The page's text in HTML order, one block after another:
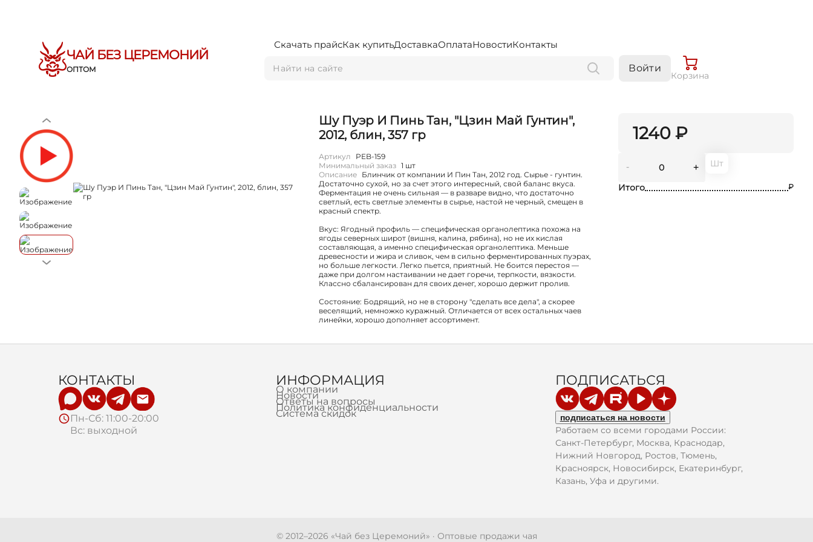
ЧАЙ БЕЗ ЦЕРЕМОНИЙ
ОПТОМ
Скачать прайсКак купитьДоставкаОплатаНовостиКонтакты
Войти
Корзина
Шу Пуэр И Пинь Тан, "Цзин Май Гунтин",
2012, блин, 357 гр
Артикул
PEB-159
Минимальный заказ 1 шт
Описание Блинчик от компании И Пин Тан, 2012 год. Сырье - гунтин.
Достаточно сухой, но за счет этого интересный, свой баланс вкуса.
Ферментация не очень сильная — в разваре видно, что достаточно
светлый, есть светлые элементы в сырье, настой не черный, смещен в
красный спектр.
Вкус: Ягодный профиль — специфическая органолептика похожа на
ягоды северных широт (вишня, калина, рябина), но не их кислая
составляющая, а именно специфическая органолептика. Меньше
древесности и жира и сливок, чем в сильно ферментированных пуэрах,
но больше легкости. Легко пьется, приятный. Не боится перестоя —
даже при долгом настаивании не дает горечи, терпкости, вязкости.
Классно сбалансирован для своих денег, хорошо держит пролив.
Состояние: Бодрящий, но не в сторону "сделать все дела", а скорее
веселящий, немножко куражный. Отличается от всех остальных чаев
линейки, хорошо дополняет ассортимент.
1240 ₽
- + Шт
Итого ₽
КОНТАКТЫ
Пн-Сб: 11:00-20:00
Вс: выходной
ИНФОРМАЦИЯ
О компании
Новости
Ответы на вопросы
Политика конфиденциальности
Система скидок
ПОДПИСАТЬСЯ
подписаться на новости
Работаем со всеми городами России:
Санкт-Петербург, Москва, Краснодар,
Нижний Новгород, Ростов, Тюмень,
Красноярск, Новосибирск, Екатеринбург,
Казань, Уфа и другими.
© 2012–2026 «Чай без Церемоний» · Оптовые продажи чая